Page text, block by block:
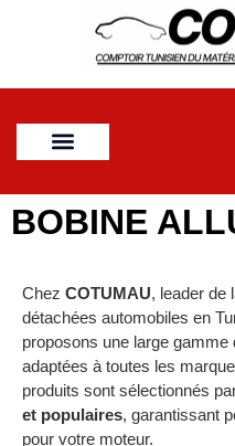
BOBINE
Chez COTUMAU, leader de
détachées automobiles en
proposons une large gamme
adaptées à toutes les
produits sont sélectionnés
et populaires, garantissant
pour votre moteur.